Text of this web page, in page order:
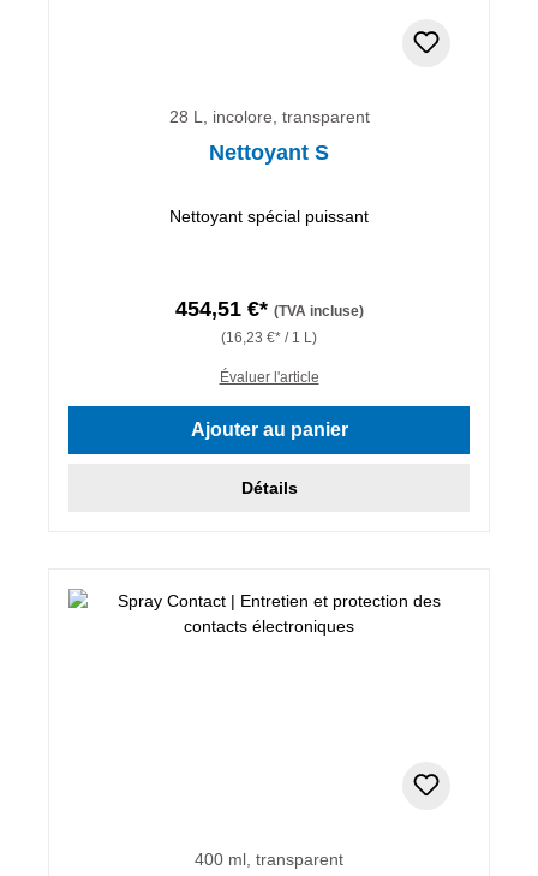
28 L, incolore, transparent
Nettoyant S
Nettoyant spécial puissant
454,51 €* (TVA incluse)
(16,23 €* / 1 L)
Évaluer l'article
Ajouter au panier
Détails
400 ml, transparent